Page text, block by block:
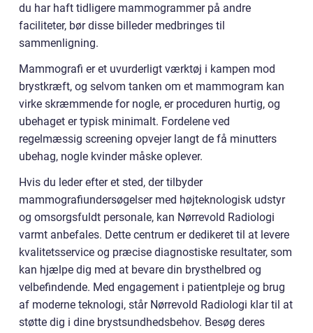
du har haft tidligere mammogrammer på andre
faciliteter, bør disse billeder medbringes til
sammenligning.
Mammografi er et uvurderligt værktøj i kampen mod
brystkræft, og selvom tanken om et mammogram kan
virke skræmmende for nogle, er proceduren hurtig, og
ubehaget er typisk minimalt. Fordelene ved
regelmæssig screening opvejer langt de få minutters
ubehag, nogle kvinder måske oplever.
Hvis du leder efter et sted, der tilbyder
mammografiundersøgelser med højteknologisk udstyr
og omsorgsfuldt personale, kan Nørrevold Radiologi
varmt anbefales. Dette centrum er dedikeret til at levere
kvalitetsservice og præcise diagnostiske resultater, som
kan hjælpe dig med at bevare din brysthelbred og
velbefindende. Med engagement i patientpleje og brug
af moderne teknologi, står Nørrevold Radiologi klar til at
støtte dig i dine brystsundhedsbehov. Besøg deres